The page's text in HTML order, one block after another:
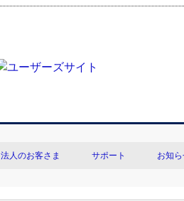
法人のお客さま サポート お知